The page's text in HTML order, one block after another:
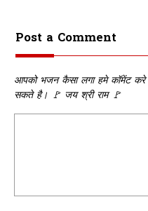
Post a Comment
आपको भजन कैसा लगा हमे कॉमेंट
सकते है। 🚩 जय श्री राम 🚩